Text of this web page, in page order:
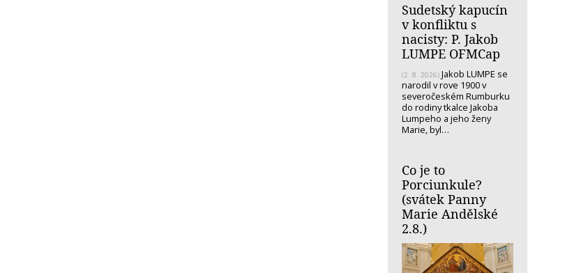
Sudetský kapucín
v konfliktu s
nacisty: P. Jakob
LUMPE OFMCap
(2. 8. 2026) Jakob LUMPE se
narodil v rove 1900 v
severočeském Rumburku
do rodiny tkalce Jakoba
Lumpeho a jeho ženy
Marie, byl…
Co je to
Porciunkule?
(svátek Panny
Marie Andělské
2.8.)